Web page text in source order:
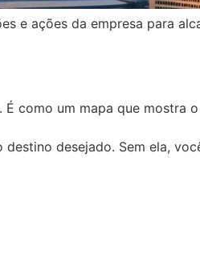
e ações da empresa para
como um mapa que mostra
desejado. Sem ela,